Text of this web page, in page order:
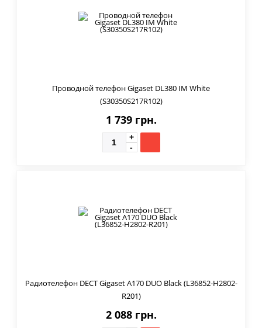
Проводной телефон Gigaset DL380 IM White
(S30350S217R102)
1 739 грн.
Радиотелефон DECT Gigaset A170 DUO Black (L36852-H2802-
R201)
2 088 грн.